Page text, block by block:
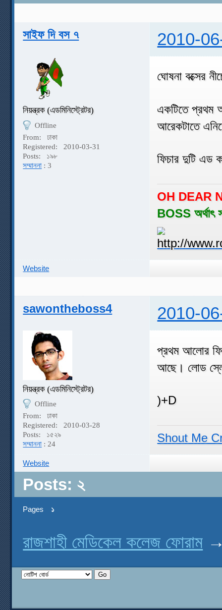
সাইফ দি বস ৭ 2010-
নিয়ন্ত্রক (এডমিনিস্ট্রেটর)
Offline
From:
ঢাকা
Registered:
2010-03-31
Posts:
১৯৮
সম্মাননা : 3
ঘোষনা বক্সের
একটিতে প্রথম
আরেকটাতে
ফিচার দুটি এড
OH DEAR
BOSS অর্থাৎ
Website
sawontheboss4 2010-
নিয়ন্ত্রক (এডমিনিস্ট্রেটর)
Offline
From:
ঢাকা
Registered:
2010-03-28
Posts:
১৫২৯
সম্মাননা : 24
প্রথম আলোর
আছে। লোড স্লো
)+D
Shout Me
Website
Posts: ২
Pages ১
রাজশাহী মেডিকেল কলেজ ফোরাম